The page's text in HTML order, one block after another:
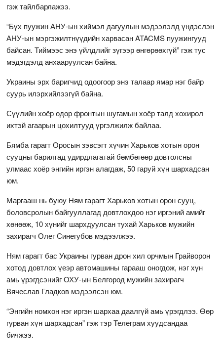
гэж тайлбарлажээ.
“Бүх пуужин АНУ-ын хиймэл дагуулын мэдээлэлд үндэслэн
АНУ-ын мэргэжилтнүүдийн харвасан ATACMS пуужингууд
байсан. Тиймээс энэ үйлдлийг зүгээр өнгөрөөхгүй” гэж тус
мэдэгдэлд анхааруулсан байна.
Украины эрх баригчид одоогоор энэ талаар ямар нэг байр
суурь илэрхийлээгүй байна.
Сүүлийн хоёр өдөр фронтын шугамын хоёр талд хохирол
ихтэй агаарын цохилтууд үргэлжилж байлаа.
Бямба гарагт Оросын зэвсэгт хүчин Харьков хотын орон
сууцны барилгад удирдлагатай бөмбөгөөр довтолсны
улмаас хоёр энгийн иргэн алагдаж, 50 гаруй хүн шархадсан
юм.
Маргааш нь буюу Ням гарагт Харьков хотын орон сууц,
боловсролын байгууллагад довтлохдоо нэг иргэний амийг
хөнөөж, 10 хүнийг шархдуулсан тухай Харьков мужийн
захирагч Олег Синегубов мэдээлжээ.
Ням гарагт бас Украины гурван дрон хил орчмын Грайворон
хотод довтлох үеэр автомашины гарааш оногдож, нэг хүн
амь үрэгдсэнийг ОХУ-ын Белгород мужийн захирагч
Вячеслав Гладков мэдээлсэн юм.
“Энгийн номхон нэг иргэн шархаа даалгүй амь үрэгдлээ. Өөр
гурван хүн шархадсан” гэж тэр Телеграм хуудсандаа
бичжээ.